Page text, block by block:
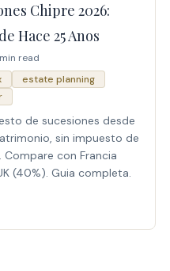
Chipre 2026:
Hace 25 Anos
read
estate planning
de sucesiones desde
sin impuesto de
con Francia
(40%). Guia completa.